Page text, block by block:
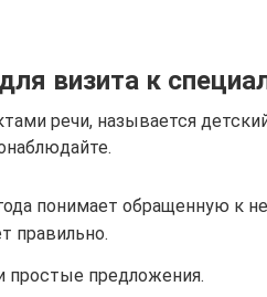
визита к
речи, называется
понимает обращенную к
правильно.
простые предложения.